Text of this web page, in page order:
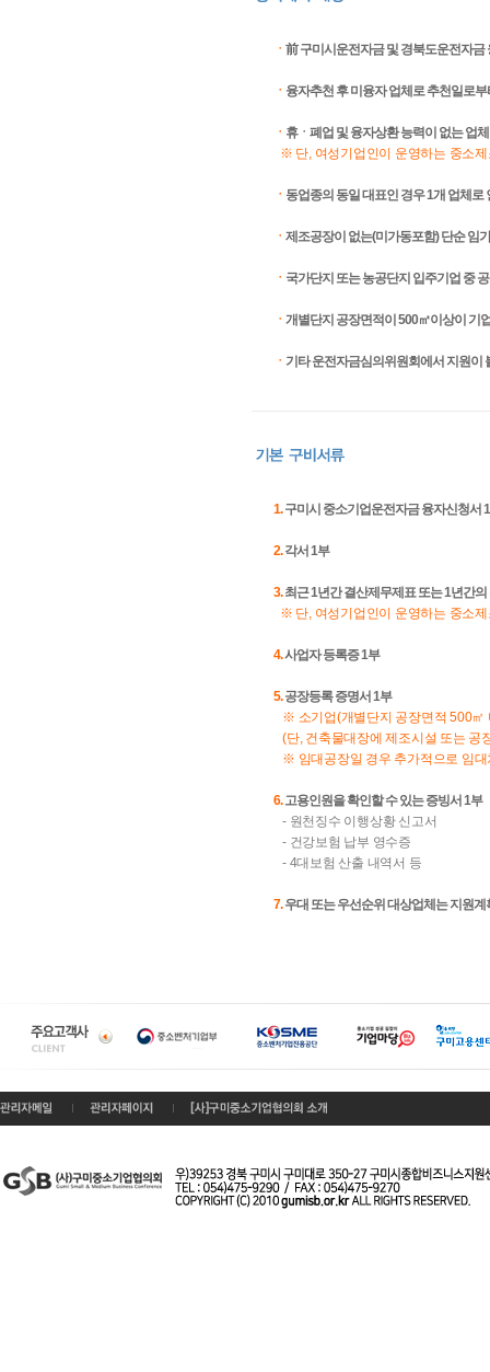
ㆍ 前 구미시운전자금 및 경북도운전자
ㆍ 융자추천 후 미융자 업체로 추천일로
ㆍ 휴ㆍ폐업 및 융자상환 능력이 없는 업체
※ 단, 여성기업인이 운영하는 중소
ㆍ 동업종의 동일 대표인 경우 1개 업체로
ㆍ 제조공장이 없는(미가동포함) 단순 임
ㆍ 국가단지 또는 농공단지 입주기업 중
ㆍ 개별단지 공장면적이 500㎡이상이 기
ㆍ 기타 운전자금심의위원회에서 지원이
1.구미시 중소기업운전자금 융자신청서
2.각서 1부
3.최근 1년간 결산제무제표 또는 1년간
※ 단, 여성기업인이 운영하는 중소
4.사업자 등록증 1부
5.공장등록 증명서 1부
※ 소기업(개별단지 공장면적 500㎡
(단, 건축물대장에 제조시설 또는 공
※ 임대공장일 경우 추가적으로 임대
6.고용인원을 확인할 수 있는 증빙서 1부
- 원천징수 이행상황 신고서
- 건강보험 납부 영수증
- 4대보험 산출 내역서 등
7.우대 또는 우선순위 대상업체는 지원